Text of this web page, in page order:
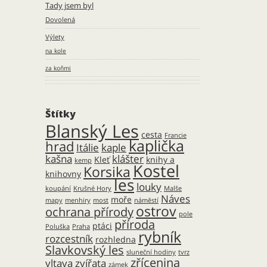
Tady jsem byl
Dovolená
Výlety
na kole
za koňmi
Štítky
Blanský Les cesta Francie
hrad Itálie kaple kaplička
kašna kemp Kleť klášter knihy a
knihovny KorsikaKostel
koupání Krušné Hory les louky Malše
mapy menhiry most moře náměstí Náves
ochrana přírodyostrov pole
Poluška Praha ptáci příroda
rozcestník rozhledna rybník
Slavkovský les sluneční hodiny tvrz
vltava zvířata zámek zřícenina